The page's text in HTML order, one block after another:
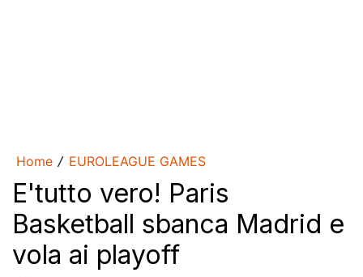
Home / EUROLEAGUE GAMES
E'tutto vero! Paris
Basketball sbanca Madrid e
vola ai playoff